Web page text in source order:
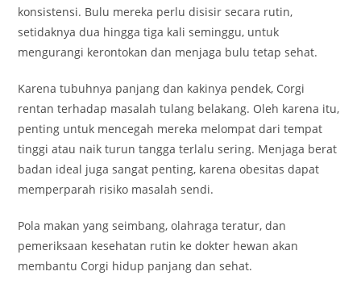
konsistensi. Bulu mereka perlu disisir secara rutin,
setidaknya dua hingga tiga kali seminggu, untuk
mengurangi kerontokan dan menjaga bulu tetap sehat.
Karena tubuhnya panjang dan kakinya pendek, Corgi
rentan terhadap masalah tulang belakang. Oleh karena itu,
penting untuk mencegah mereka melompat dari tempat
tinggi atau naik turun tangga terlalu sering. Menjaga berat
badan ideal juga sangat penting, karena obesitas dapat
memperparah risiko masalah sendi.
Pola makan yang seimbang, olahraga teratur, dan
pemeriksaan kesehatan rutin ke dokter hewan akan
membantu Corgi hidup panjang dan sehat.